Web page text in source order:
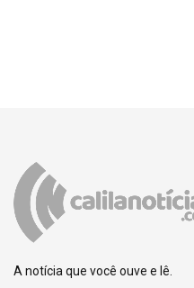
A notícia que você ouve e lê.